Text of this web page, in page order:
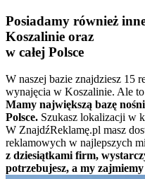
Posiadamy również
Koszalinie oraz
w całej Polsce
W naszej bazie znajdziesz 15
wynajęcia w Koszalinie. Ale
Mamy największą bazę
Polsce. Szukasz lokalizacji w
W ZnajdźReklamę.pl masz
reklamowych w najlepszych
z dziesiątkami firm,
potrzebujesz, a my